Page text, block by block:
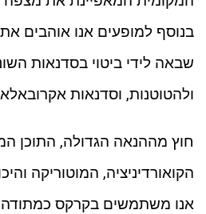
בנוסף למופעים אנו אוהבים
שבאה לידי ביטוי בסדנאות
ולהטוטנות, וסדנאות
חוץ מההנאה הגדולה, התוכן
הקואורדיניציה, המוטוריקה
אנו משתמשים בקרקס כמתודה